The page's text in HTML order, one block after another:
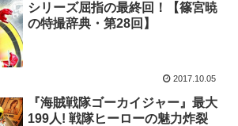
シリーズ屈指の最終回！【篠宮暁
の特撮辞典・第28回】
2017.10.05
『海賊戦隊ゴーカイジャー』最大
199人! 戦隊ヒーローの魅力炸裂